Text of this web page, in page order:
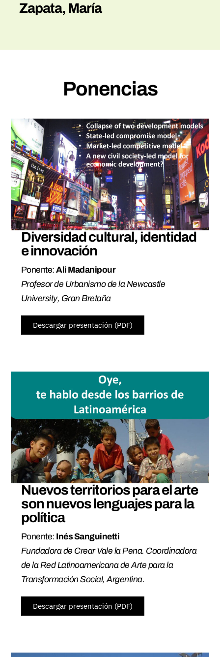
Zapata, María
Ponencias
Diversidad cultural, identidad
e innovación
Ponente:Ali Madanipour
Profesor de Urbanismo de la Newcastle
University, Gran Bretaña
Descargar presentación (PDF)
Nuevos territorios para el arte
son nuevos lenguajes para la
política
Ponente: Inés Sanguinetti
Fundadora de Crear Vale la Pena. Coordinadora
de la Red Latinoamericana de Arte para la
Transformación Social, Argentina.
Descargar presentación (PDF)